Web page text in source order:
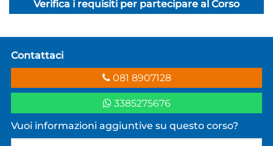
Verifica i requisiti per partecipare al Corso
Contattaci
081 8907128
3385275676
Vuoi informazioni aggiuntive su questo corso?